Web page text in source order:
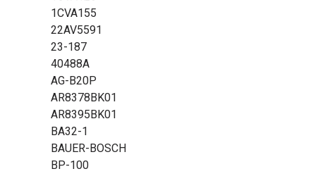
1CVA155
22AV5591
23-187
40488A
AG-B20P
AR8378BK01
AR8395BK01
BA32-1
BAUER-BOSCH
BP-100